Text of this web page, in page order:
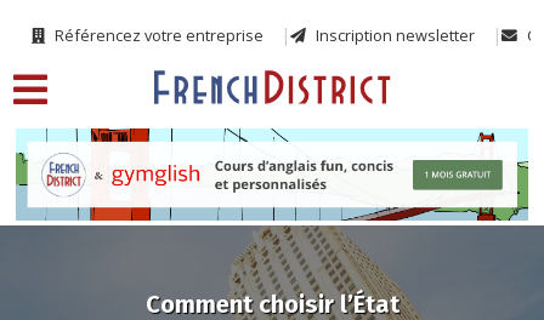
Référencez votre entreprise Inscription newsletter
Comment choisir l’État